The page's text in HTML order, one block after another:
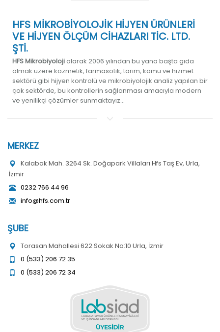
HFS MİKROBİYOLOJİK HİJYEN ÜRÜNLERİ
VE HİJYEN ÖLÇÜM CİHAZLARI TİC. LTD.
ŞTİ.
HFS Mikrobiyolojiolarak 2006 yılından bu yana başta gıda
olmak üzere kozmetik, farmasötik, tarım, kamu ve hizmet
sektörü gibi hijyen kontrolü ve mikrobiyolojik analiz yapılan bir
çok sektörde, bu kontrollerin sağlanması amacıyla modern
ve yenilikçi çözümler sunmaktayız...
MERKEZ
Kalabak Mah. 3264 Sk. Doğapark Villaları Hfs Taş Ev, Urla,
İzmir
0232 766 44 96
info@hfs.com.tr
ŞUBE
Torasan Mahallesi 622 Sokak No:10 Urla, İzmir
0 (533) 206 72 35
0 (533) 206 72 34